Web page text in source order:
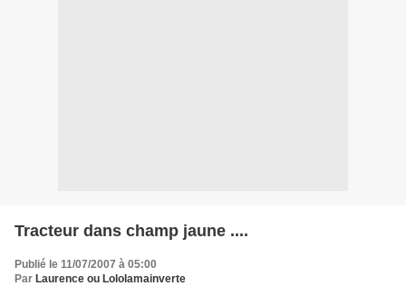
Tracteur dans champ jaune ....
Publié le 11/07/2007 à 05:00
Par Laurence ou Lololamainverte